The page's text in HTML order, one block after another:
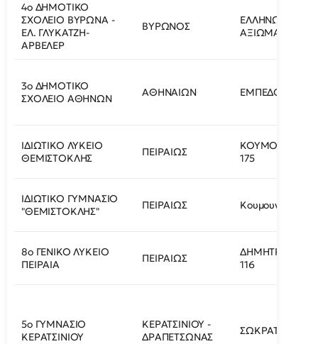
4ο ΔΗΜΟΤΙΚΟ
ΣΧΟΛΕΙΟ ΒΥΡΩΝΑ -
ΕΛ. ΓΛΥΚΑΤΖΗ-
ΑΡΒΕΛΕΡ
ΒΥΡΩΝΟΣ
ΕΛΛΗΝΩΝ
ΑΞΙΩΜΑΤΙΚΩΝ
3ο ΔΗΜΟΤΙΚΟ
ΣΧΟΛΕΙΟ ΑΘΗΝΩΝ
ΑΘΗΝΑΙΩΝ
ΙΔΙΩΤΙΚΟ ΛΥΚΕΙΟ
ΘΕΜΙΣΤΟΚΛΗΣ
ΠΕΙΡΑΙΩΣ
175
ΙΔΙΩΤΙΚΟ ΓΥΜΝΑΣΙΟ
"ΘΕΜΙΣΤΟΚΛΗΣ"
ΠΕΙΡΑΙΩΣ Κουμουνδούρου
8ο ΓΕΝΙΚΟ ΛΥΚΕΙΟ
ΠΕΙΡΑΙΑ
ΠΕΙΡΑΙΩΣ
116
5ο ΓΥΜΝΑΣΙΟ
ΚΕΡΑΤΣΙΝΙΟΥ
ΚΕΡΑΤΣΙΝΙΟΥ -
ΔΡΑΠΕΤΣΩΝΑΣ
ΣΩΚΡΑΤΟΥΣ 217